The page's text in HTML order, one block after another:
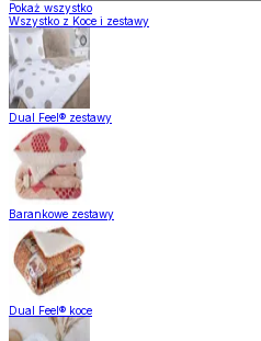
Pokaż wszystko
Wszystko z Koce i zestawy
Dual Feel® zestawy
Barankowe zestawy
Dual Feel® koce